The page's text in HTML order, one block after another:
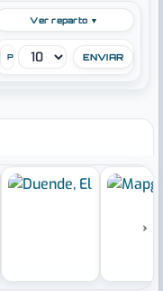
Ver reparto ▼
PUNTÚA
›